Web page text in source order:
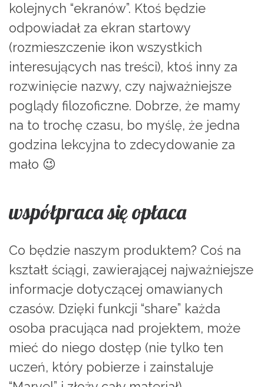
kolejnych “ekranów”. Ktoś będzie
odpowiadał za ekran startowy
(rozmieszczenie ikon wszystkich
interesujących nas treści), ktoś inny za
rozwinięcie nazwy, czy najważniejsze
poglądy filozoficzne. Dobrze, że mamy
na to trochę czasu, bo myślę, że jedna
godzina lekcyjna to zdecydowanie za
mało 😉
współpraca się opłaca
Co będzie naszym produktem? Coś na
kształt ściągi, zawierającej najważniejsze
informacje dotyczącej omawianych
czasów. Dzięki funkcji “share” każda
osoba pracująca nad projektem, może
mieć do niego dostęp (nie tylko ten
uczeń, który pobierze i zainstaluje